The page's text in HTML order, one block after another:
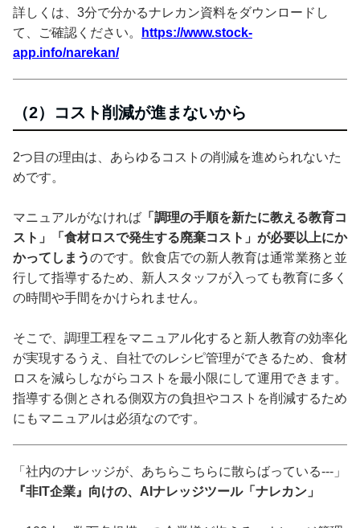
詳しくは、3分で分かるナレカン資料をダウンロードし
て、ご確認ください。
https://www.stock-
app.info/narekan/
（2）コスト削減が進まないから
2つ目の理由は、あらゆるコストの削減を進められないた
めです。
マニュアルがなければ 「調理の手順を新たに教える教育コ
スト」「食材ロスで発生する廃棄コスト」が必要以上にか
かってしまうのです。飲食店での新人教育は通常業務と並
行して指導するため、新人スタッフが入っても教育に多く
の時間や手間をかけられません。
そこで、調理工程をマニュアル化すると新人教育の効率化
が実現するうえ、自社でのレシピ管理ができるため、食材
ロスを減らしながらコストを最小限にして運用できます。
指導する側とされる側双方の負担やコストを削減するため
にもマニュアルは必須なのです。
「社内のナレッジが、あちらこちらに散らばっている---」
『非IT企業』向けの、AIナレッジツール「ナレカン」